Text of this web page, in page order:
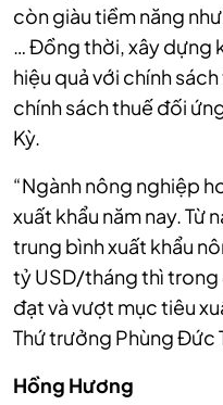
còn giàu tiềm năng
… Đồng thời, xây dựng
hiệu quả với chính
chính sách thuế đối
Kỳ.
“Ngành nông nghiệp
xuất khẩu năm nay. Từ
trung bình xuất khẩu
tỷ USD/tháng thì trong
đạt và vượt mục tiêu
Thứ trưởng Phùng Đức
Hồng Hương